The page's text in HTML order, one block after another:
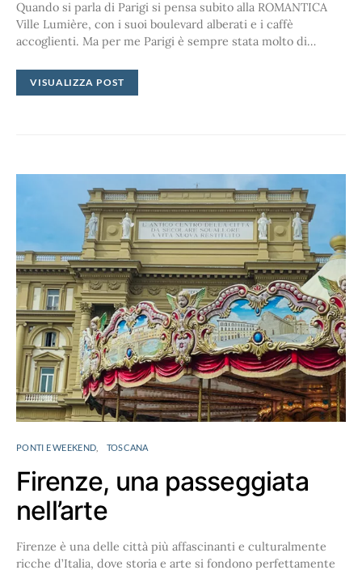
Quando si parla di Parigi si pensa subito alla ROMANTICA
Ville Lumière, con i suoi boulevard alberati e i caffè
accoglienti. Ma per me Parigi è sempre stata molto di…
VISUALIZZA POST
PONTI E WEEKEND TOSCANA
Firenze, una passeggiata
nell’arte
Firenze è una delle città più affascinanti e culturalmente
ricche d’Italia, dove storia e arte si fondono perfettamente